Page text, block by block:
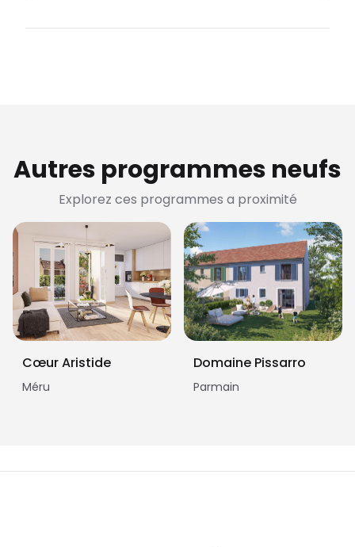
Autres programmes neufs
Explorez ces programmes a proximité
Cœur Aristide
Méru
Domaine Pissarro
Parmain